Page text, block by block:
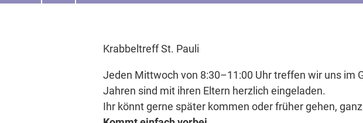
Krabbeltreff St. Pauli
Jeden Mittwoch von 8:30–11:00 Uhr treffen wir uns im
Jahren sind mit ihren Eltern herzlich eingeladen.
Ihr könnt gerne später kommen oder früher gehen,